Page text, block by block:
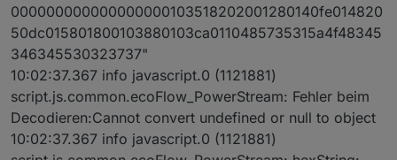
000000000000000000103518202001280140fe014820
50dc015801800103880103ca0110485735315a4f48345
346345530323737"
10:02:37.367 info javascript.0 (1121881)
script.js.common.ecoFlow_PowerStream: Fehler beim
Decodieren:Cannot convert undefined or null to object
10:02:37.367 info javascript.0 (1121881)